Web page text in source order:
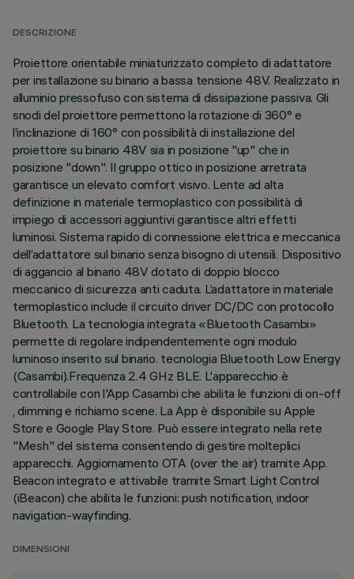
DESCRIZIONE
Proiettore orientabile miniaturizzato completo di adattatore
per installazione su binario a bassa tensione 48V. Realizzato in
alluminio pressofuso con sistema di dissipazione passiva. Gli
snodi del proiettore permettono la rotazione di 360° e
l’inclinazione di 160° con possibilità di installazione del
proiettore su binario 48V sia in posizione "up" che in
posizione "down". Il gruppo ottico in posizione arretrata
garantisce un elevato comfort visivo. Lente ad alta
definizione in materiale termoplastico con possibilità di
impiego di accessori aggiuntivi garantisce altri effetti
luminosi. Sistema rapido di connessione elettrica e meccanica
dell’adattatore sul binario senza bisogno di utensili. Dispositivo
di aggancio al binario 48V dotato di doppio blocco
meccanico di sicurezza anti caduta. L’adattatore in materiale
termoplastico include il circuito driver DC/DC con protocollo
Bluetooth. La tecnologia integrata «Bluetooth Casambi»
permette di regolare indipendentemente ogni modulo
luminoso inserito sul binario. tecnologia Bluetooth Low Energy
(Casambi).Frequenza 2.4 GHz BLE. L'apparecchio è
controllabile con l'App Casambi che abilita le funzioni di on-off
, dimming e richiamo scene. La App è disponibile su Apple
Store e Google Play Store. Può essere integrato nella rete
"Mesh" del sistema consentendo di gestire molteplici
apparecchi. Aggiornamento OTA (over the air) tramite App.
Beacon integrato e attivabile tramite Smart Light Control
(iBeacon) che abilita le funzioni: push notification, indoor
navigation-wayfinding.
DIMENSIONI